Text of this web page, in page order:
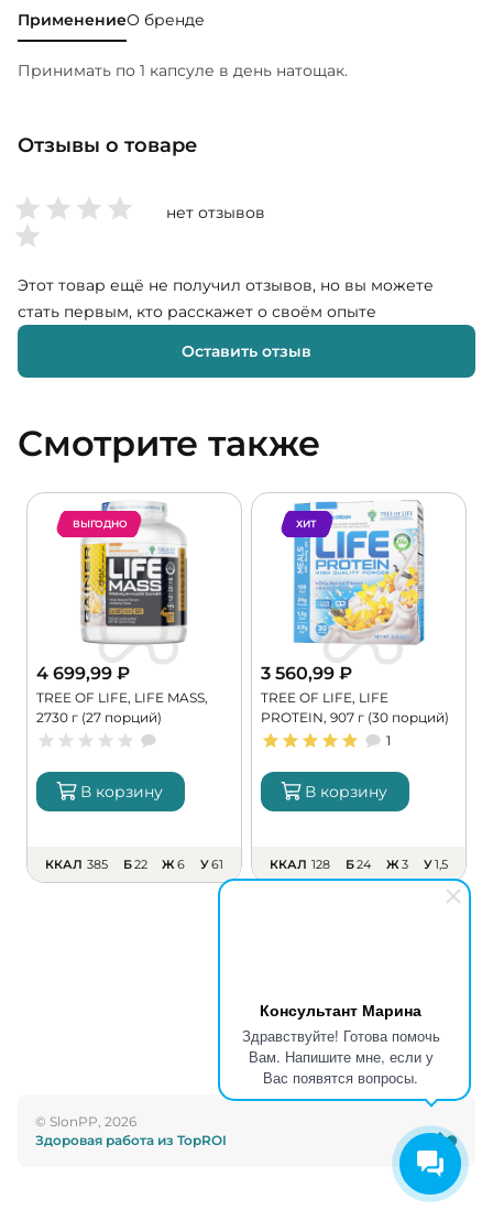
Консультант Марина
Здравствуйте! Готова помочь
Вам. Напишите мне, если у
Вас появятся вопросы.
ПрименениеО бренде
Принимать по 1 капсуле в день натощак.
Отзывы о товаре
нет отзывов
Этот товар ещё не получил отзывов, но вы можете
стать первым, кто расскажет о своём опыте
Оставить отзыв
Смотрите также
ВЫГОДНО
4 699,99 ₽
TREE OF LIFE, LIFE MASS,
2730 г (27 порций)
В корзину
ККАЛ 385 Б22 Ж6 У61
ХИТ
3 560,99 ₽
TREE OF LIFE, LIFE
PROTEIN, 907 г (30 порций)
1
В корзину
ККАЛ 128 Б24 Ж3 У1,5
© SlonPP, 2026
Здоровая работа из TopROI